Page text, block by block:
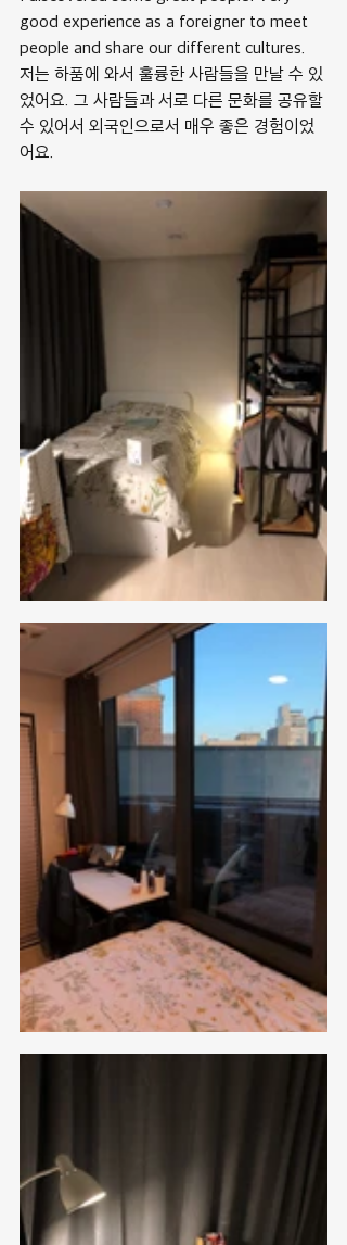
good experience as a foreigner to meet
people and share our different cultures.
저는 하품에 와서 훌륭한 사람들을 만날 수 있
었어요. 그 사람들과 서로 다른 문화를 공유할
수 있어서 외국인으로서 매우 좋은 경험이었
어요.